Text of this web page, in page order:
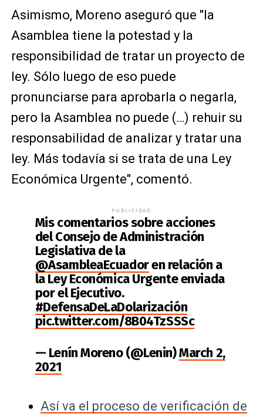
Asimismo, Moreno aseguró que "la
Asamblea tiene la potestad y la
responsibilidad de tratar un proyecto de
ley. Sólo luego de eso puede
pronunciarse para aprobarla o negarla,
pero la Asamblea no puede (…) rehuir su
responsabilidad de analizar y tratar una
ley. Más todavía si se trata de una Ley
Económica Urgente", comentó.
PUBLICIDAD
Mis comentarios sobre acciones
del Consejo de Administración
Legislativa de la
@AsambleaEcuadoren relación a
la Ley Económica Urgente enviada
por el Ejecutivo.
#DefensaDeLaDolarización
pic.twitter.com/8B04TzSSSc
— Lenín Moreno (@Lenin)March 2,
2021
Así va el proceso de verificación de